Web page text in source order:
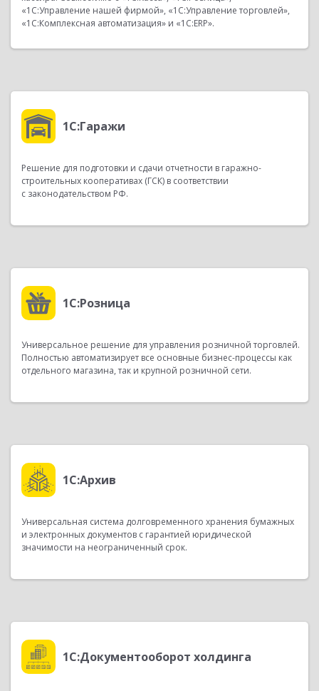
«1С:Управление нашей фирмой», «1С:Управление торговлей»,
«1С:Комплексная автоматизация» и «1С:ERP».
1С:Гаражи
Решение для подготовки и сдачи отчетности в гаражно-
строительных кооперативах (ГСК) в соответствии
с законодательством РФ.
1С:Розница
Универсальное решение для управления розничной торговлей.
Полностью автоматизирует все основные бизнес-процессы как
отдельного магазина, так и крупной розничной сети.
1С:Архив
Универсальная система долговременного хранения бумажных
и электронных документов с гарантией юридической
значимости на неограниченный срок.
1С:Документооборот холдинга